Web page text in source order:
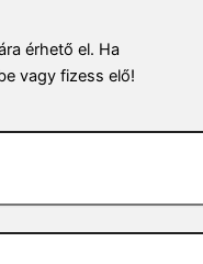
érhető el. Ha
vagy fizess elő!